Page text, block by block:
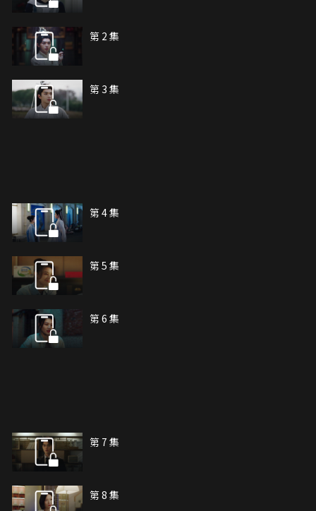
第 2 集
第 3 集
第 4 集
第 5 集
第 6 集
第 7 集
第 8 集